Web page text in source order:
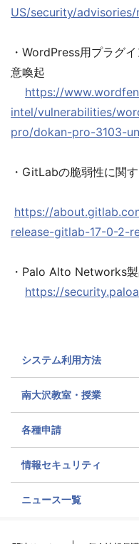
US/security/
・WordPress用プラグ
意喚起
https://
intel/vulnerabilities/
pro/dokan-pro-3103-
・GitLabの脆弱性に関
https://
release-gitlab-17-0-2-
・Palo Alto Networks
https://
システム利用方法
南大沢教室・授業
各種申請
情報セキュリティ
ニュース一覧